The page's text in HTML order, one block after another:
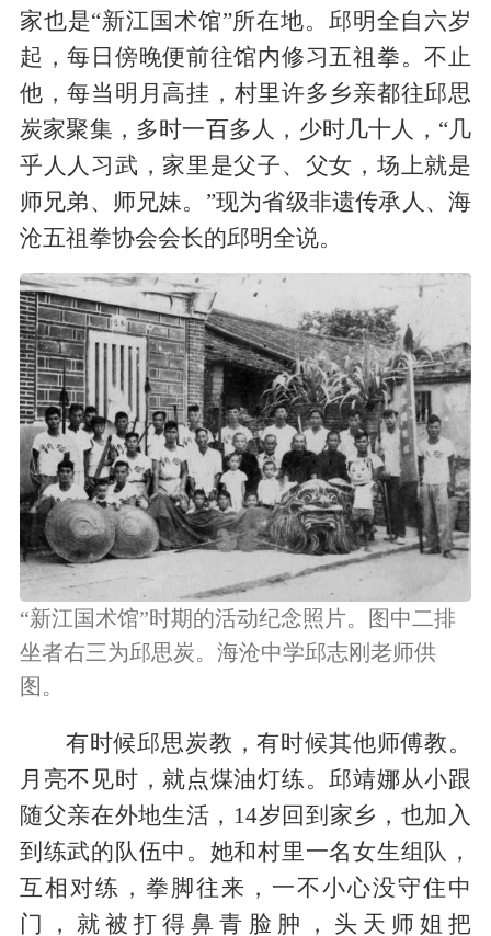
家也是“新江国术馆”所在地。邱明全自六岁
起，每日傍晚便前往馆内修习五祖拳。不止
他，每当明月高挂， 村里许多乡亲都往邱思
炭家聚集，多时一百多人，少时几十人，“几
乎人人习武，家里是父子、父女，场上就是
师兄弟、师兄妹。”现为省级非遗传承人、海
沧五祖拳协会会长的邱明全说。
“新江国术馆”时期的活动纪念照片。图中二排
坐者右三为邱思炭。海沧中学邱志刚老师供
图。
有时候邱思炭教，有时候其他师傅教。
月亮不见时，就点煤油灯练。邱靖娜从小跟
随父亲在外地生活，14岁回到家乡，也加入
到练武的队伍中。她和村里一名女生组队，
互相对练，拳脚往来，一不小心没守住中
门，就被打得鼻青脸肿，头天师姐把